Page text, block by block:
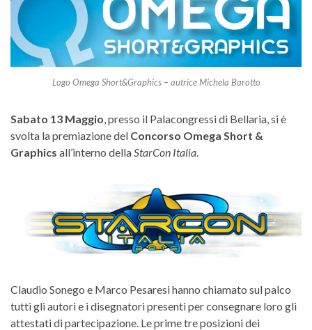
Logo Omega Short&Graphics – autrice Michela Barotto
Sabato 13 Maggio , presso il Palacongressi di Bellaria, si è
svolta la premiazione del Concorso Omega Short &
Graphics all’interno della StarCon Italia
Claudio Sonego e Marco Pesaresi hanno chiamato sul palco
tutti gli autori e i disegnatori presenti per consegnare loro gli
attestati di partecipazione. Le prime tre posizioni dei